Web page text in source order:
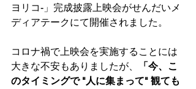
ヨリコ-」完成披露上映会がせんだいメ
ディアテークにて開催されました。
コロナ禍で上映会を実施することには
大きな不安もありましたが、
「今、こ
のタイミングで "人に集まって" 観ても